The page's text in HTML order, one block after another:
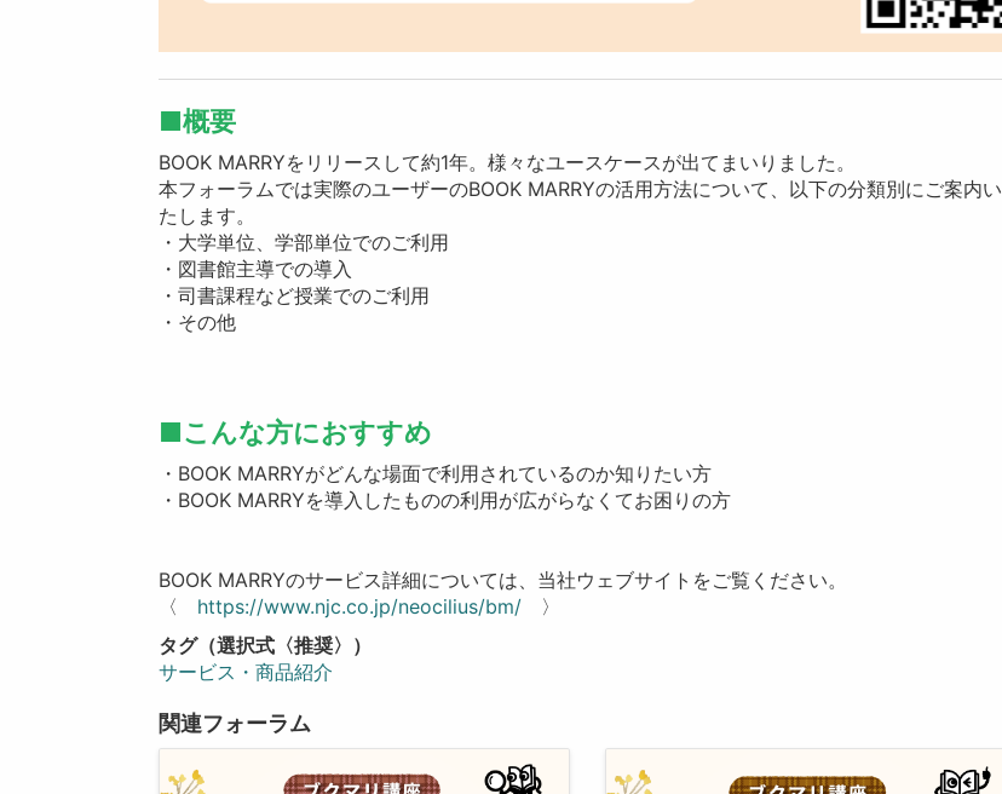
■概要
BOOK MARRYをリリースして約1年。様々なユースケースが出てまいりました。
本フォーラムでは実際のユーザーのBOOK MARRYの活用方法について、以下の分類別にご案内い
たします。
・大学単位、学部単位でのご利用
・図書館主導での導入
・司書課程など授業でのご利用
・その他
■こんな方におすすめ
・BOOK MARRYがどんな場面で利用されているのか知りたい方
・BOOK MARRYを導入したものの利用が広がらなくてお困りの方
BOOK MARRYのサービス詳細については、当社ウェブサイトをご覧ください。
〈 https://www.njc.co.jp/neocilius/bm/ 〉
タグ（選択式〈推奨〉）
サービス・商品紹介
関連フォーラム